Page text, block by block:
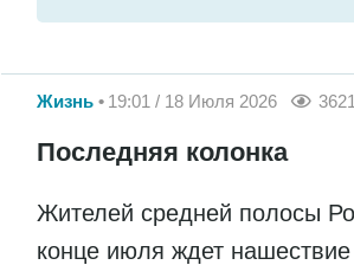
Жизнь 19:01 / 18 Июля 2026 3621
Последняя колонка
Жителей средней полосы
конце июля ждет